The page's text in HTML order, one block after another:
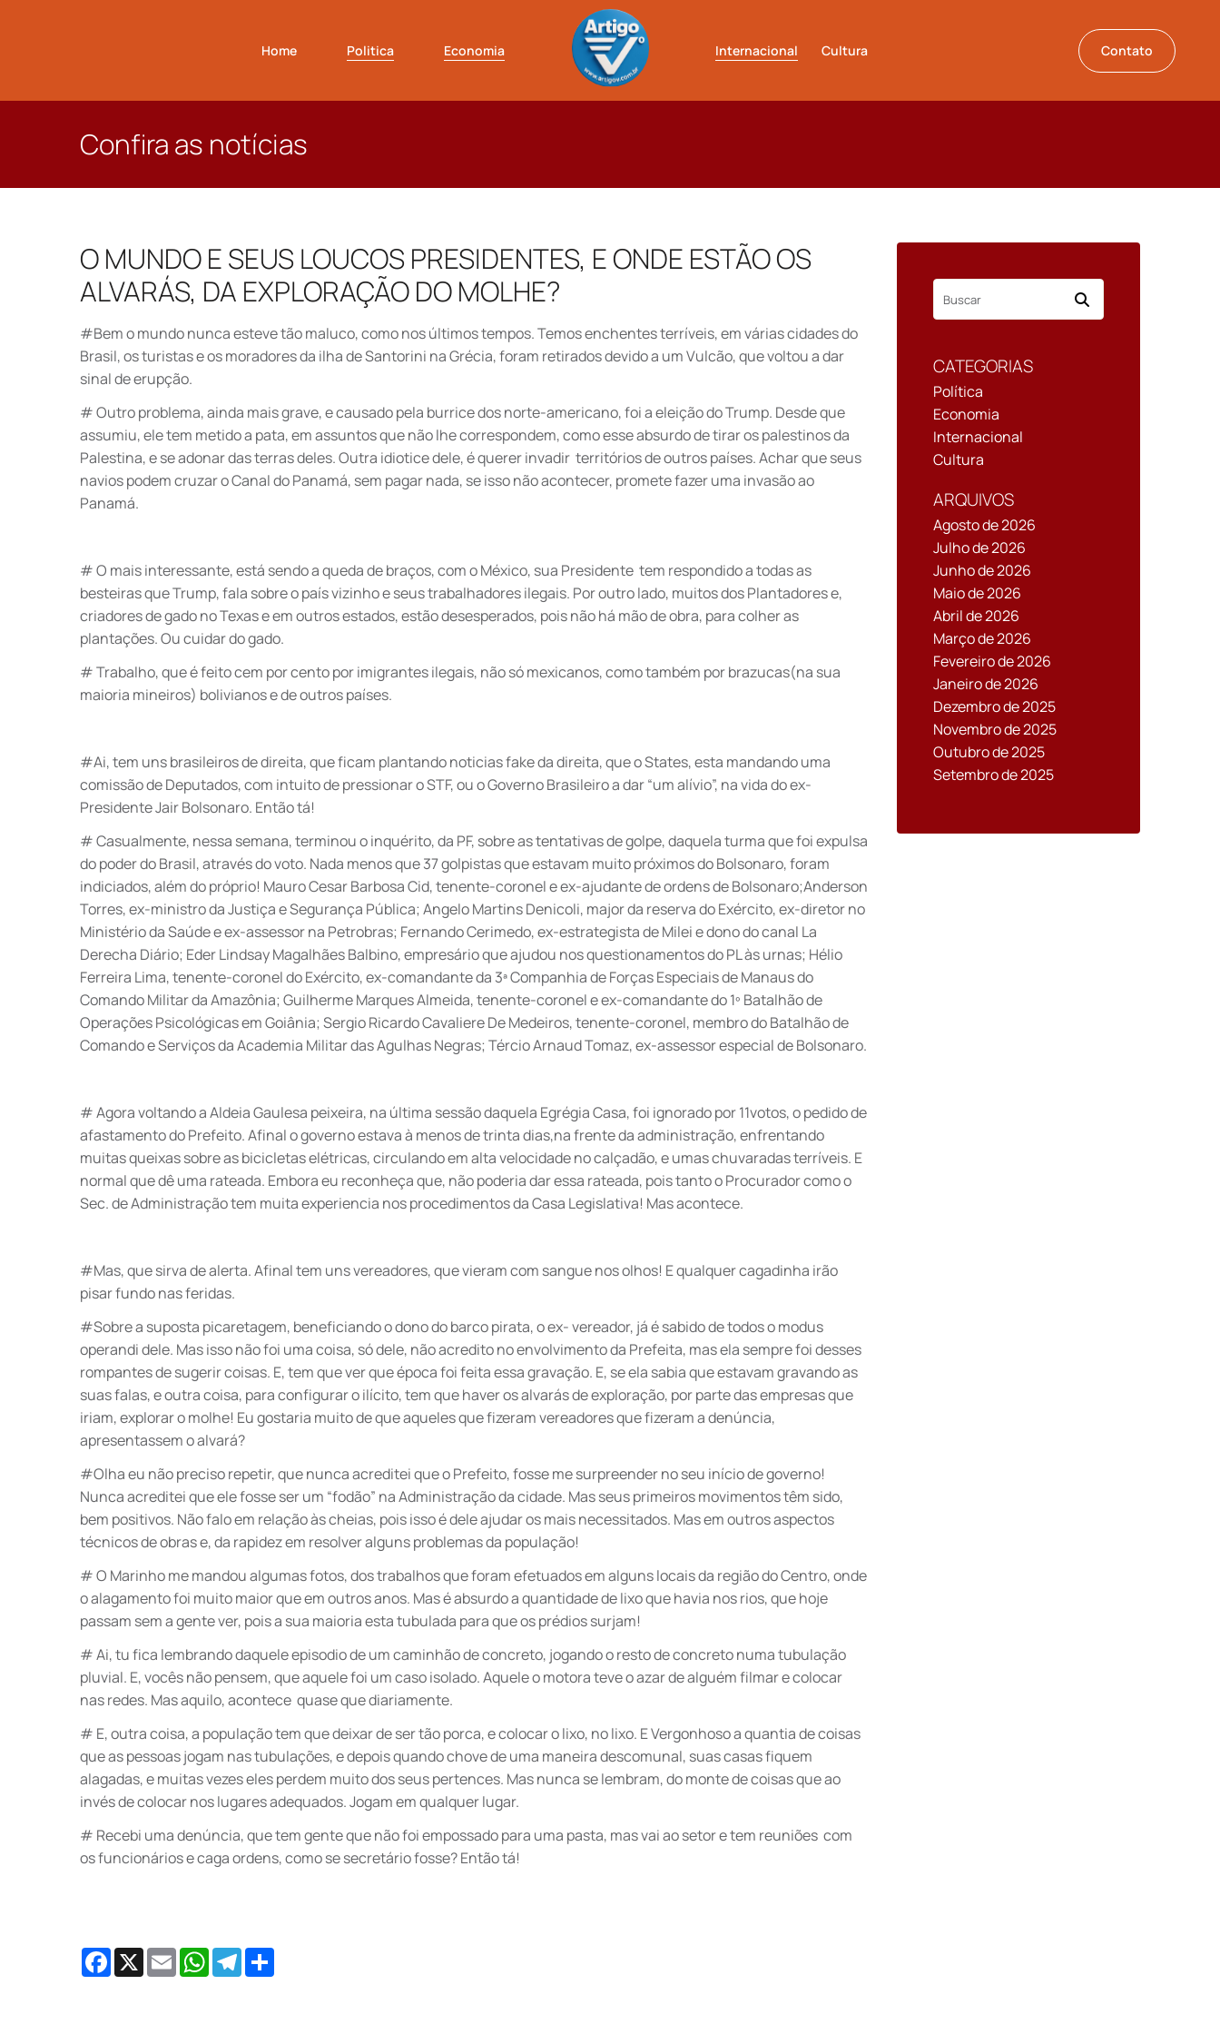
Home Politica Economia Internacional Cultura Contato
Confira as notícias
O MUNDO E SEUS LOUCOS PRESIDENTES, E ONDE ESTÃO OS
ALVARÁS, DA EXPLORAÇÃO DO MOLHE?
#Bem o mundo nunca esteve tão maluco, como nos últimos tempos. Temos enchentes terríveis, em várias cidades do
Brasil, os turistas e os moradores da ilha de Santorini na Grécia, foram retirados devido a um Vulcão, que voltou a dar
sinal de erupção.
# Outro problema, ainda mais grave, e causado pela burrice dos norte-americano, foi a eleição do Trump. Desde que
assumiu, ele tem metido a pata, em assuntos que não lhe correspondem, como esse absurdo de tirar os palestinos da
Palestina, e se adonar das terras deles. Outra idiotice dele, é querer invadir territórios de outros países. Achar que seus
navios podem cruzar o Canal do Panamá, sem pagar nada, se isso não acontecer, promete fazer uma invasão ao
Panamá.
# O mais interessante, está sendo a queda de braços, com o México, sua Presidente tem respondido a todas as
besteiras que Trump, fala sobre o país vizinho e seus trabalhadores ilegais. Por outro lado, muitos dos Plantadores e,
criadores de gado no Texas e em outros estados, estão desesperados, pois não há mão de obra, para colher as
plantações. Ou cuidar do gado.
# Trabalho, que é feito cem por cento por imigrantes ilegais, não só mexicanos, como também por brazucas(na sua
maioria mineiros) bolivianos e de outros países.
#Ai, tem uns brasileiros de direita, que ficam plantando noticias fake da direita, que o States, esta mandando uma
comissão de Deputados, com intuito de pressionar o STF, ou o Governo Brasileiro a dar “um alívio”, na vida do ex-
Presidente Jair Bolsonaro. Então tá!
# Casualmente, nessa semana, terminou o inquérito, da PF, sobre as tentativas de golpe, daquela turma que foi expulsa
do poder do Brasil, através do voto. Nada menos que 37 golpistas que estavam muito próximos do Bolsonaro, foram
indiciados, além do próprio! Mauro Cesar Barbosa Cid, tenente-coronel e ex-ajudante de ordens de Bolsonaro;Anderson
Torres, ex-ministro da Justiça e Segurança Pública; Angelo Martins Denicoli, major da reserva do Exército, ex-diretor no
Ministério da Saúde e ex-assessor na Petrobras; Fernando Cerimedo, ex-estrategista de Milei e dono do canal La
Derecha Diário; Eder Lindsay Magalhães Balbino, empresário que ajudou nos questionamentos do PL às urnas; Hélio
Ferreira Lima, tenente-coronel do Exército, ex-comandante da 3ª Companhia de Forças Especiais de Manaus do
Comando Militar da Amazônia; Guilherme Marques Almeida, tenente-coronel e ex-comandante do 1º Batalhão de
Operações Psicológicas em Goiânia; Sergio Ricardo Cavaliere De Medeiros, tenente-coronel, membro do Batalhão de
Comando e Serviços da Academia Militar das Agulhas Negras; Tércio Arnaud Tomaz, ex-assessor especial de Bolsonaro.
# Agora voltando a Aldeia Gaulesa peixeira, na última sessão daquela Egrégia Casa, foi ignorado por 11votos, o pedido de
afastamento do Prefeito. Afinal o governo estava à menos de trinta dias,na frente da administração, enfrentando
muitas queixas sobre as bicicletas elétricas, circulando em alta velocidade no calçadão, e umas chuvaradas terríveis. E
normal que dê uma rateada. Embora eu reconheça que, não poderia dar essa rateada, pois tanto o Procurador como o
Sec. de Administração tem muita experiencia nos procedimentos da Casa Legislativa! Mas acontece.
#Mas, que sirva de alerta. Afinal tem uns vereadores, que vieram com sangue nos olhos! E qualquer cagadinha irão
pisar fundo nas feridas.
#Sobre a suposta picaretagem, beneficiando o dono do barco pirata, o ex- vereador, já é sabido de todos o modus
operandi dele. Mas isso não foi uma coisa, só dele, não acredito no envolvimento da Prefeita, mas ela sempre foi desses
rompantes de sugerir coisas. E, tem que ver que época foi feita essa gravação. E, se ela sabia que estavam gravando as
suas falas, e outra coisa, para configurar o ilícito, tem que haver os alvarás de exploração, por parte das empresas que
iriam, explorar o molhe! Eu gostaria muito de que aqueles que fizeram vereadores que fizeram a denúncia,
apresentassem o alvará?
#Olha eu não preciso repetir, que nunca acreditei que o Prefeito, fosse me surpreender no seu início de governo!
Nunca acreditei que ele fosse ser um “fodão” na Administração da cidade. Mas seus primeiros movimentos têm sido,
bem positivos. Não falo em relação às cheias, pois isso é dele ajudar os mais necessitados. Mas em outros aspectos
técnicos de obras e, da rapidez em resolver alguns problemas da população!
# O Marinho me mandou algumas fotos, dos trabalhos que foram efetuados em alguns locais da região do Centro, onde
o alagamento foi muito maior que em outros anos. Mas é absurdo a quantidade de lixo que havia nos rios, que hoje
passam sem a gente ver, pois a sua maioria esta tubulada para que os prédios surjam!
# Ai, tu fica lembrando daquele episodio de um caminhão de concreto, jogando o resto de concreto numa tubulação
pluvial. E, vocês não pensem, que aquele foi um caso isolado. Aquele o motora teve o azar de alguém filmar e colocar
nas redes. Mas aquilo, acontece quase que diariamente.
# E, outra coisa, a população tem que deixar de ser tão porca, e colocar o lixo, no lixo. E Vergonhoso a quantia de coisas
que as pessoas jogam nas tubulações, e depois quando chove de uma maneira descomunal, suas casas fiquem
alagadas, e muitas vezes eles perdem muito dos seus pertences. Mas nunca se lembram, do monte de coisas que ao
invés de colocar nos lugares adequados. Jogam em qualquer lugar.
# Recebi uma denúncia, que tem gente que não foi empossado para uma pasta, mas vai ao setor e tem reuniões com
os funcionários e caga ordens, como se secretário fosse? Então tá!
Facebook
X Email WhatsAppTelegram
CATEGORIAS
Política
Economia
Internacional
Cultura
ARQUIVOS
Agosto de 2026
Julho de 2026
Junho de 2026
Maio de 2026
Abril de 2026
Março de 2026
Fevereiro de 2026
Janeiro de 2026
Dezembro de 2025
Novembro de 2025
Outubro de 2025
Setembro de 2025